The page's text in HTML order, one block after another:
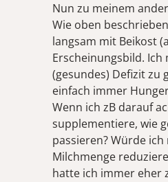
Nun zu meinem
Wie oben
langsam mit Beikost
Erscheinungsbild.
(gesundes) Defizit zu
einfach immer
Wenn ich zB darauf
supplementiere, wie
passieren? Würde
Milchmenge
hatte ich immer eher